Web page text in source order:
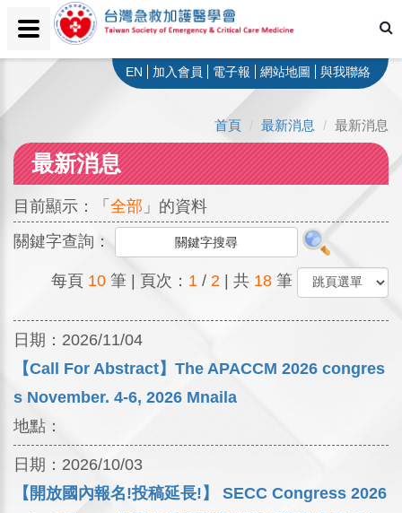
EN 加入會員 電子報 網站地圖 與我聯絡
首頁 最新消息 最新消息
最新消息
目前顯示：「 全部 」的資料
關鍵字查詢：
每頁 10 筆 | 頁次： 1 / 2 | 共 18 筆
日期： 2026/11/04
【Call For Abstract】The APACCM 2026 congres
s November. 4-6, 2026 Mnaila
地點：
日期： 2026/10/03
【開放國內報名!投稿延長!】 SECC Congress 2026